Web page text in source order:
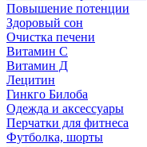
Повышение потенции
Здоровый сон
Очистка печени
Витамин С
Витамин Д
Лецитин
Гинкго Билоба
Одежда и аксессуары
Перчатки для фитнеса
Футболка, шорты